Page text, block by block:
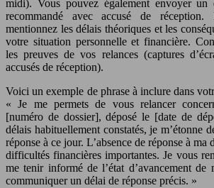
midi). Vous pouvez également envoyer
recommandé avec accusé de réception.
mentionnez les délais théoriques et les
votre situation personnelle et financière.
les preuves de vos relances (captures
accusés de réception).
Voici un exemple de phrase à inclure dans
« Je me permets de vous relancer
[numéro de dossier], déposé le [date de
délais habituellement constatés, je m’étonne
réponse à ce jour. L’absence de réponse à ma
difficultés financières importantes. Je vous
me tenir informé de l’état d’avancement de
communiquer un délai de réponse précis. »